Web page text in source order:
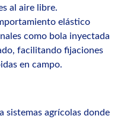
al aire libre.
elástico
como bola inyectada
facilitando fijaciones
en campo.
sistemas agrícolas donde